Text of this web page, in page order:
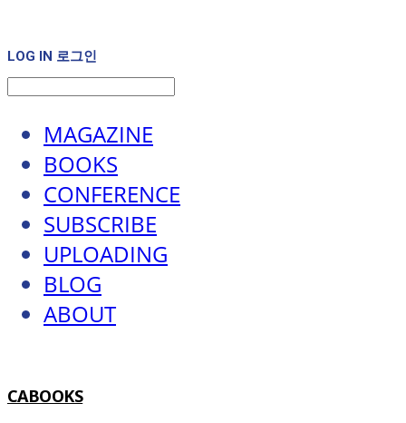
LOG IN 로그인
MAGAZINE
BOOKS
CONFERENCE
SUBSCRIBE
UPLOADING
BLOG
ABOUT
CABOOKS